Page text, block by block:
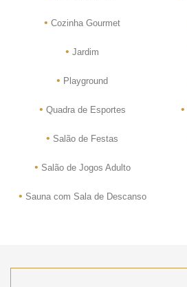
• Cozinha Gourmet
• Jardim
• Playground
• Quadra de Esportes •
• Salão de Festas
• Salão de Jogos Adulto
• Sauna com Sala de Descanso